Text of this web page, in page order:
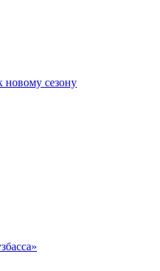
новому сезону